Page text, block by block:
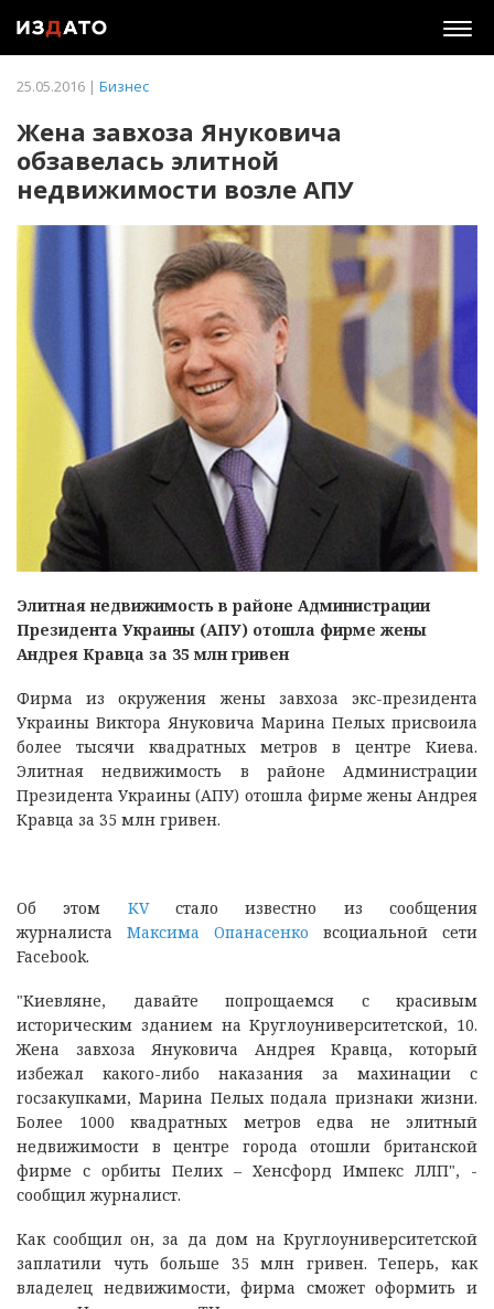
25.05.2016 | Бизнес
Жена завхоза Януковича
обзавелась элитной
недвижимости возле АПУ
Элитная недвижимость в районе Администрации
Президента Украины (АПУ) отошла фирме жены
Андрея Кравца за 35 млн гривен
Фирма из окружения жены завхоза экс-президента
Украины Виктора Януковича Марина Пелых присвоила
более тысячи квадратных метров в центре Киева.
Элитная недвижимость в районе Администрации
Президента Украины (АПУ) отошла фирме жены Андрея
Кравца за 35 млн гривен.
Об этом KVстало известно из сообщения
журналиста Максима Опанасенко всоциальной сети
Facebook.
"Киевляне, давайте попрощаемся с красивым
историческим зданием на Круглоуниверситетской, 10.
Жена завхоза Януковича Андрея Кравца, который
избежал какого-либо наказания за махинации с
госзакупками, Марина Пелых подала признаки жизни.
Более 1000 квадратных метров едва не элитный
недвижимости в центре города отошли британской
фирме с орбиты Пелих – Хенсфорд Импекс ЛЛП", -
сообщил журналист.
Как сообщил он, за да дом на Круглоуниверситетской
заплатили чуть больше 35 млн гривен. Теперь, как
владелец недвижимости, фирма сможет оформить и